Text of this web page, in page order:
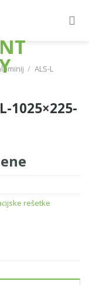
/ ALS-L
1025×225-
rešetke